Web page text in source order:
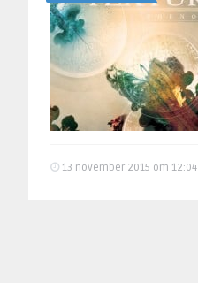
13 november 2015 om 12:04